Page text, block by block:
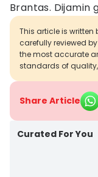
Brantas. Dijamin
This article is
carefully reviewed
the most accurate
standards of
Share Article
Curated For You